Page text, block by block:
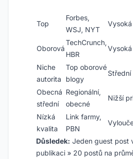
Top
Forbes,
WSJ, NYT
Oborová
TechCrunch,
HBR
Niche
autorita
Top oborové
blogy
Střední
Obecná
střední
Regionální,
obecné
Nižší
Nízká
kvalita
Link farmy,
PBN
Důsledek: Jeden guest post
publikaci » 20 postů na